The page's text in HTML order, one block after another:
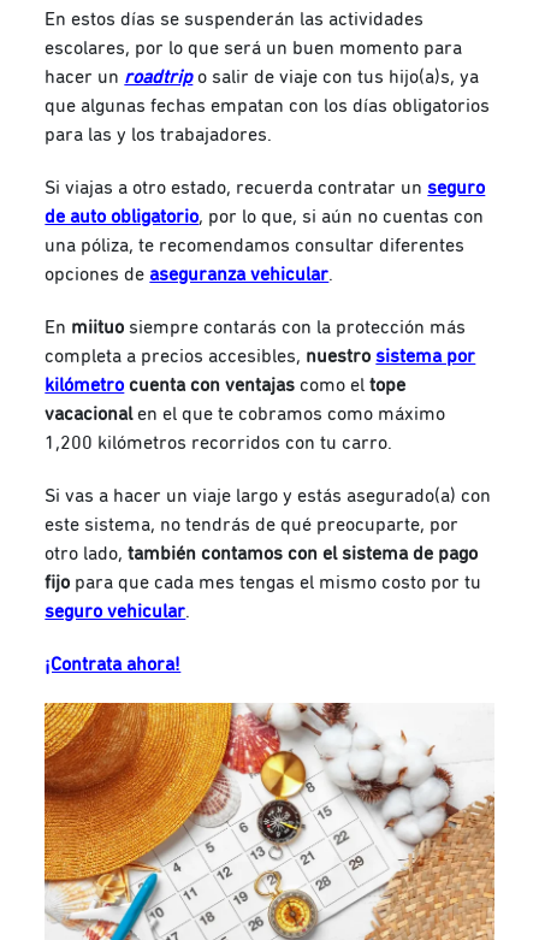
En estos días se suspenderán las actividades
escolares, por lo que será un buen momento para
hacer un roadtrip o salir de viaje con tus hijo(a)s, ya
que algunas fechas empatan con los días obligatorios
para las y los trabajadores.
Si viajas a otro estado, recuerda contratar un seguro
de auto obligatorio, por lo que, si aún no cuentas con
una póliza, te recomendamos consultar diferentes
opciones de aseguranza vehicular.
En miituosiempre contarás con la protección más
completa a precios accesibles, nuestro sistema por
kilómetro cuenta con ventajas como eltope
vacacionalen el que te cobramos como máximo
1,200 kilómetros recorridos con tu carro.
Si vas a hacer un viaje largo y estás asegurado(a) con
este sistema, no tendrás de qué preocuparte, por
otro lado, también contamos con el sistema de pago
fijo para que cada mes tengas el mismo costo por tu
seguro vehicular.
¡Contrata ahora!